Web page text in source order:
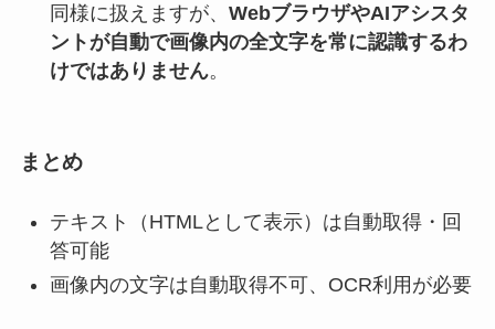
同様に扱えますが、 WebブラウザやAIアシスタ
ントが自動で画像内の全文字を常に認識するわ
けではありません。
まとめ
テキスト（HTMLとして表示）は自動取得・回
答可能
画像内の文字は自動取得不可、OCR利用が必要